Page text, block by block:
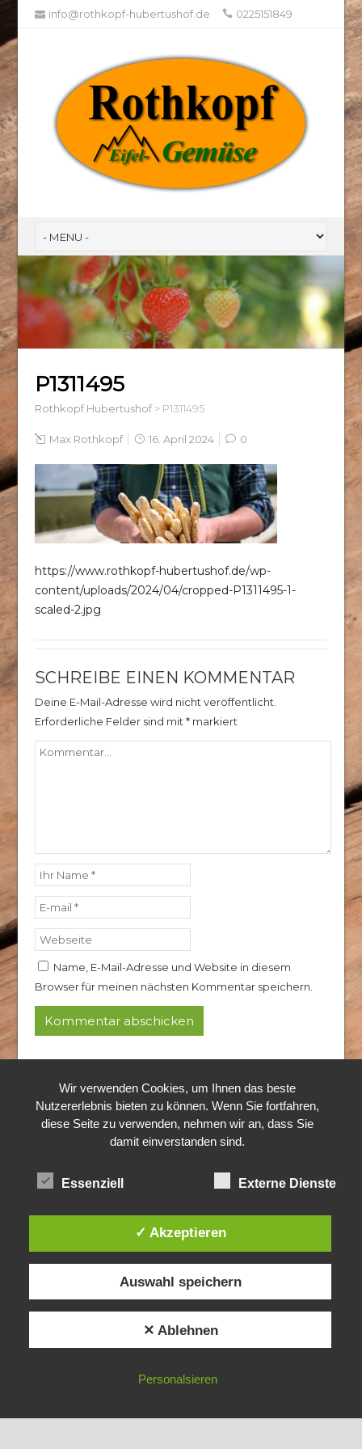
info@rothkopf-hubertushof.de 0225151849
P1311495
Rothkopf Hubertushof> P1311495
Max Rothkopf 16. April 2024 0
https://www.rothkopf-hubertushof.de/wp-
content/uploads/2024/04/cropped-P1311495-1-
scaled-2.jpg
SCHREIBE EINEN KOMMENTAR
Deine E-Mail-Adresse wird nicht veröffentlicht.
Erforderliche Felder sind mit*markiert
Name, E-Mail-Adresse und Website in diesem
Browser für meinen nächsten Kommentar speichern.
Alle Rechte vorbehalten.
Wir verwenden Cookies, um Ihnen das beste
Nutzererlebnis bieten zu können. Wenn Sie fortfahren,
diese Seite zu verwenden, nehmen wir an, dass Sie
damit einverstanden sind.
Essenziell Externe Dienste
✓ Akzeptieren
Auswahl speichern
✕ Ablehnen
Personalsieren